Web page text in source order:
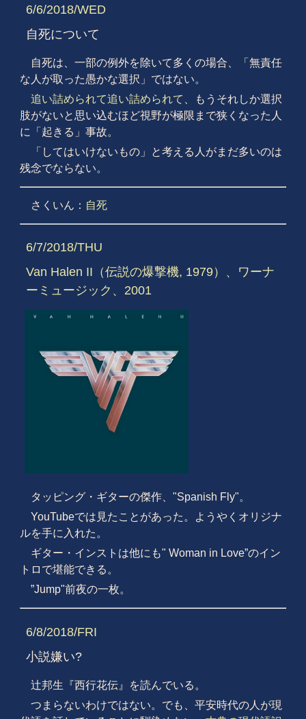
6/6/2018/WED
自死について
自死は、一部の例外を除いて多くの場合、「無責任
な人が取った愚かな選択」ではない。
追い詰められて追い詰められて
、もうそれしか選択
肢がないと思い込むほど視野が極限まで狭くなった人
に「起きる」事故。
「してはいけないもの」と考える人がまだ多いのは
残念でならない。
さくいん： 自死
6/7/2018/THU
Van Halen II（伝説の爆撃機, 1979）、ワーナ
ーミュージック、2001
タッピング・ギターの傑作、"Spanish Fly"。
YouTubeでは見たことがあった。ようやくオリジナ
ルを手に入れた。
ギター・インストは他にも" Woman in Love”のイン
トロで堪能できる。
”Jump"前夜の一枚。
6/8/2018/FRI
小説嫌い?
辻邦生『西行花伝』を読んでいる。
つまらないわけではない。でも、平安時代の人が現